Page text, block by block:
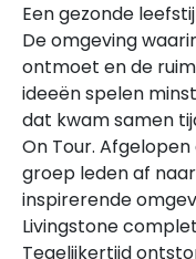
Een gezonde
De omgeving
ontmoet en de
ideeën spelen
dat kwam samen
On Tour.
groep leden af
inspirerende
Livingstone
Tegelijkertijd